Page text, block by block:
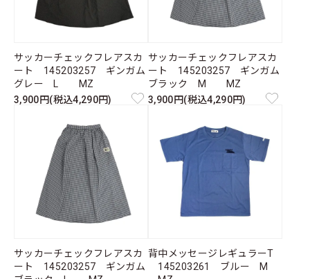
サッカーチェックフレアスカ
ート 145203257 ギンガム
グレー L MZ
3,900円(税込4,290円)
サッカーチェックフレアスカ
ート 145203257 ギンガム
ブラック M MZ
3,900円(税込4,290円)
サッカーチェックフレアスカ
ート 145203257 ギンガム
背中メッセージレギュラーT
145203261 ブルー M